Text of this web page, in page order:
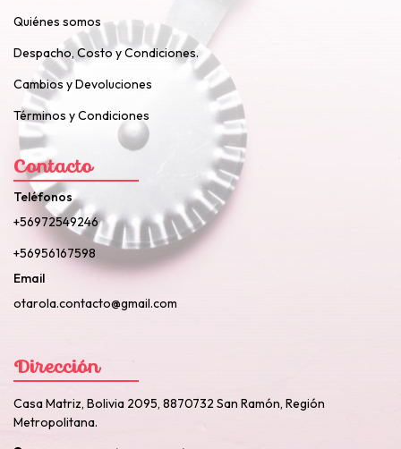
Quiénes somos
Despacho, Costo y Condiciones.
Cambios y Devoluciones
Términos y Condiciones
Contacto
Teléfonos
+56972549246
+56956167598
Email
otarola.contacto@gmail.com
Dirección
Casa Matriz, Bolivia 2095, 8870732 San Ramón, Región
Metropolitana.